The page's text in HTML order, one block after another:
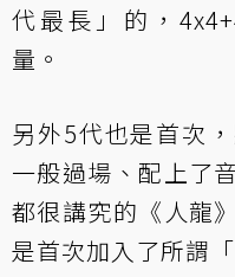
代最長」的，
量。
另外5代也是首次
一般過場、配上了
都很講究的《人龍
是首次加入了所謂